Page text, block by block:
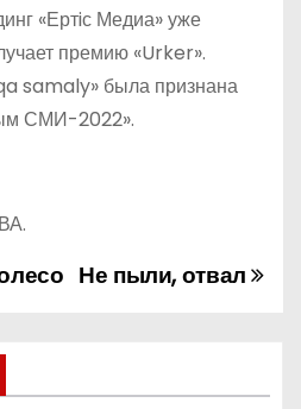
«Ертiс Медиа» уже
премию «Urker».
samaly» была признана
СМИ-2022».
Не пыли, отвал